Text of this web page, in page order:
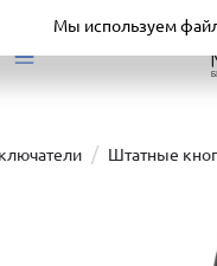
Штатные
Мы используем